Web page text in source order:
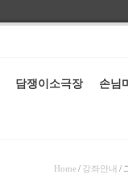
담쟁이소극장 손님
Home/ 강좌안내 /